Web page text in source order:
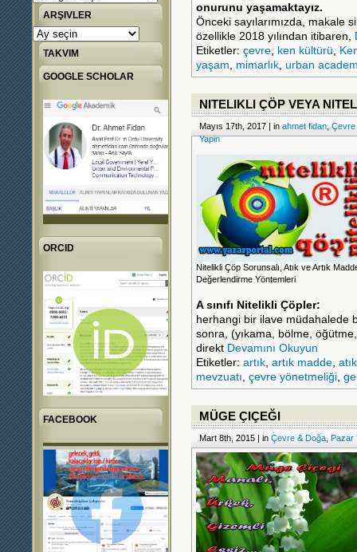
Kategorileri
ARŞIVLER
Arşivler
TAKVIM
GOOGLE SCHOLAR
ORCID
FACEBOOK
onurunu yaşamaktayız.
Önceki sayılarımızda, makale
özellikle 2018 yılından itibaren,
Etiketler: çevre, ken kültürü,
yaşam, mimarlık, urban
NITELIKLI ÇÖP VEYA
Mayıs 17th, 2017 | in ahmet fidan Çevre
Yapin
Nitelikli Çöp Sorunsalı, Atık ve Artık
Değerlendirme Yöntemleri
A sınıfı Nitelikli Çöpler:
herhangi bir ilave müdahalede
sonra, (yıkama, bölme,
direkt Devamını Okuyun
Etiketler: artık, artık madde, atık
mevzuatı, çevre yönetmeliği,
MÜGE ÇIÇEĞI
Mart 8th, 2015 | in Çevre & Doğa Pazar